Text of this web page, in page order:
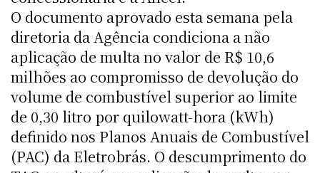
O documento aprovado esta semana pela
diretoria da Agência condiciona a não
aplicação de multa no valor de R$ 10,6
milhões ao compromisso de devolução do
volume de combustível superior ao limite
de 0,30 litro por quilowatt-hora (kWh)
definido nos Planos Anuais de Combustível
(PAC) da Eletrobrás. O descumprimento do